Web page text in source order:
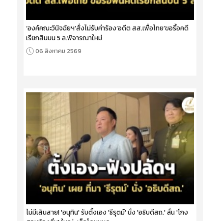
‘องค์คณะวินิจฉัยฯ’สั่งไม่รับคำร้อง‘อดีต สส.เพื่อไทย’ขอรื้อคดี
เรียกสินบน 5 ล.พิจารณาใหม่
06 สิงหาคม 2569
ไม่มีเส้นสาย! 'อนุทิน' รับตั้งเอง 'ธีรุตม์' นั่ง 'อธิบดีสถ.' ลั่น 'โกง